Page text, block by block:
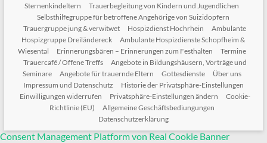
Sternenkindeltern
Trauerbegleitung von Kindern und Jugendlichen
Selbsthilfegruppe für betroffene Angehörige von Suizidopfern
Trauergruppe jung & verwitwet
Hospizdienst Hochrhein
Ambulante
Hospizgruppe Dreiländereck
Ambulante Hospizdienste Schopfheim &
Wiesental
Erinnerungsbären – Erinnerungen zum Festhalten
Termine
Trauercafé / Offene Treffs
Angebote in Bildungshäusern, Vorträge und
Seminare
Angebote für trauernde Eltern Gottesdienste
Über uns
Impressum und Datenschutz
Historie der Privatsphäre-Einstellungen
Einwilligungen widerrufen
Privatsphäre-Einstellungen ändern
Cookie-
Richtlinie (EU)
Allgemeine Geschäftsbediungungen
Datenschutzerklärung
Consent Management Platform von Real Cookie Banner